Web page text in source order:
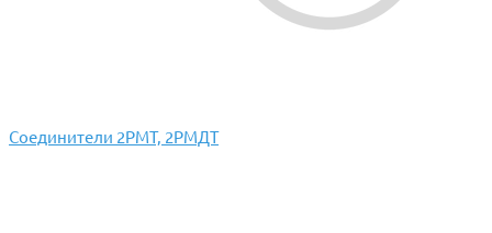
Соединители 2РМТ, 2РМДТ